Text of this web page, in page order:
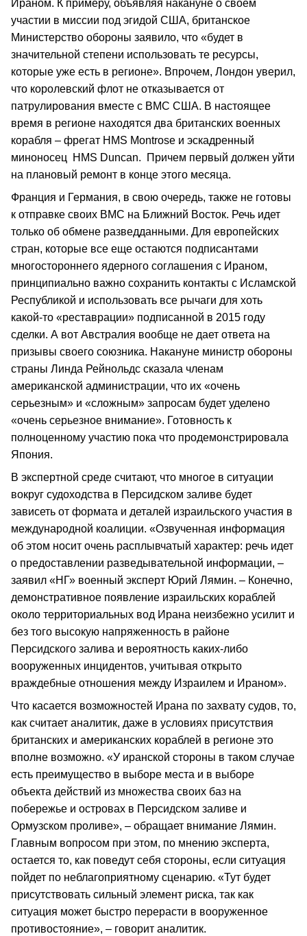
Ираном. К примеру, объявляя накануне о своем
участии в миссии под эгидой США, британское
Министерство обороны заявило, что «будет в
значительной степени использовать те ресурсы,
которые уже есть в регионе». Впрочем, Лондон уверил,
что королевский флот не отказывается от
патрулирования вместе с ВМС США. В настоящее
время в регионе находятся два британских военных
корабля – фрегат HMS Montrose и эскадренный
миноносец HMS Duncan. Причем первый должен уйти
на плановый ремонт в конце этого месяца.
Франция и Германия, в свою очередь, также не готовы
к отправке своих ВМС на Ближний Восток. Речь идет
только об обмене разведданными. Для европейских
стран, которые все еще остаются подписантами
многостороннего ядерного соглашения с Ираном,
принципиально важно сохранить контакты с Исламской
Республикой и использовать все рычаги для хоть
какой-то «реставрации» подписанной в 2015 году
сделки. А вот Австралия вообще не дает ответа на
призывы своего союзника. Накануне министр обороны
страны Линда Рейнольдс сказала членам
американской администрации, что их «очень
серьезным» и «сложным» запросам будет уделено
«очень серьезное внимание». Готовность к
полноценному участию пока что продемонстрировала
Япония.
В экспертной среде считают, что многое в ситуации
вокруг судоходства в Персидском заливе будет
зависеть от формата и деталей израильского участия в
международной коалиции. «Озвученная информация
об этом носит очень расплывчатый характер: речь идет
о предоставлении разведывательной информации, –
заявил «НГ» военный эксперт Юрий Лямин. – Конечно,
демонстративное появление израильских кораблей
около территориальных вод Ирана неизбежно усилит и
без того высокую напряженность в районе
Персидского залива и вероятность каких-либо
вооруженных инцидентов, учитывая открыто
враждебные отношения между Израилем и Ираном».
Что касается возможностей Ирана по захвату судов, то,
как считает аналитик, даже в условиях присутствия
британских и американских кораблей в регионе это
вполне возможно. «У иранской стороны в таком случае
есть преимущество в выборе места и в выборе
объекта действий из множества своих баз на
побережье и островах в Персидском заливе и
Ормузском проливе», – обращает внимание Лямин.
Главным вопросом при этом, по мнению эксперта,
остается то, как поведут себя стороны, если ситуация
пойдет по неблагоприятному сценарию. «Тут будет
присутствовать сильный элемент риска, так как
ситуация может быстро перерасти в вооруженное
противостояние», – говорит аналитик.